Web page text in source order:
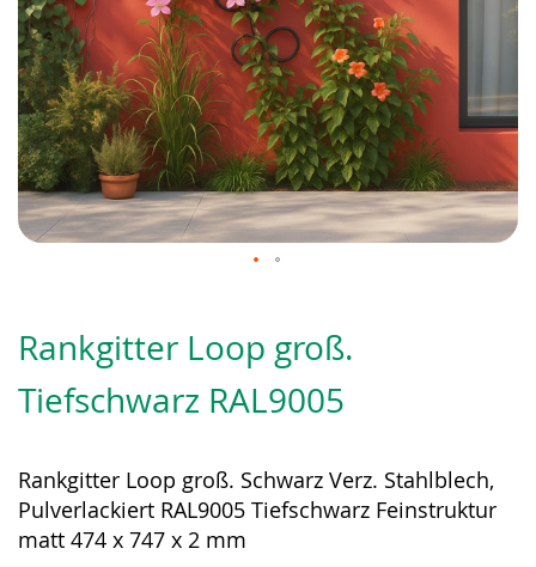
der
Bildergalerie
springen
Rankgitter Loop groß.
Tiefschwarz RAL9005
Rankgitter Loop groß. Schwarz Verz. Stahlblech,
Pulverlackiert RAL9005 Tiefschwarz Feinstruktur
matt 474 x 747 x 2 mm